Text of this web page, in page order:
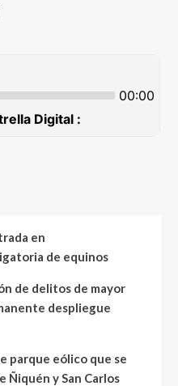
en
de equinos
de delitos de mayor
despliegue
parque eólico que se
Ñiquén y San Carlos